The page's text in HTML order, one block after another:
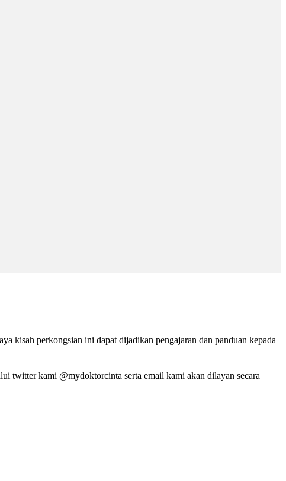
kisah perkongsian ini dapat dijadikan pengajaran dan panduan kepada
twitter kami @mydoktorcinta serta email kami akan dilayan secara